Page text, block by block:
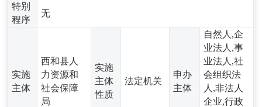
特别
程序
无
实施
主体
西和县人
力资源和
社会保障
局
实施
主体
性质
法定机关
申办
主体
自然人,企
业法人,事
业法人,社
会组织法
人,非法人
企业,行政